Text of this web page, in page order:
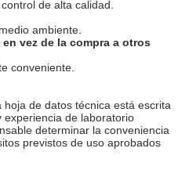
de alta calidad.
ambiente.
vez de la compra a otros
conveniente.
de datos técnica está escrita
experiencia de laboratorio
determinar la conveniencia
previstos de uso aprobados